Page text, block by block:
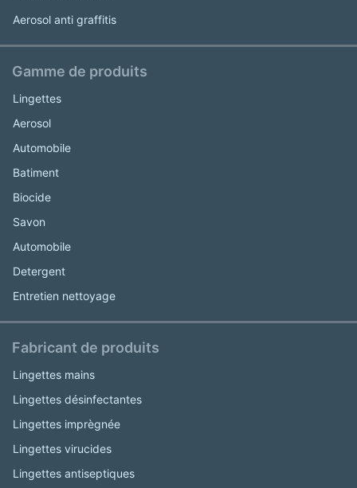
Aerosol anti graffitis
Gamme de produits
Lingettes
Aerosol
Automobile
Batiment
Biocide
Savon
Automobile
Detergent
Entretien nettoyage
Fabricant de produits
Lingettes mains
Lingettes désinfectantes
Lingettes imprègnée
Lingettes virucides
Lingettes antiseptiques